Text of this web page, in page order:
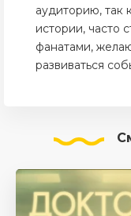
аудиторию, так
истории, часто
фанатами,
развиваться